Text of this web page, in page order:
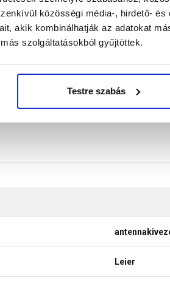
közösségi média-, hirdető-
akik kombinálhatják az adatokat
szolgáltatásokból gyűjtöttek.
Testre szabás
a termékeink színének a
esetben nem tükrözik 100%-
Leier